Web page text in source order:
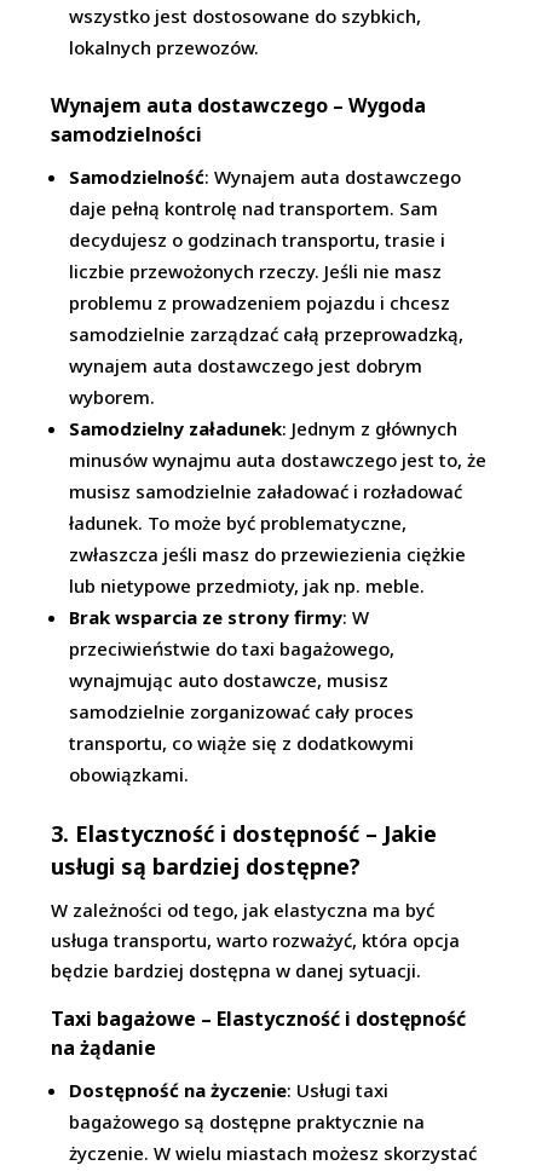
wszystko jest dostosowane do szybkich,
lokalnych przewozów.
Wynajem auta dostawczego – Wygoda
samodzielności
Samodzielność: Wynajem auta dostawczego
daje pełną kontrolę nad transportem. Sam
decydujesz o godzinach transportu, trasie i
liczbie przewożonych rzeczy. Jeśli nie masz
problemu z prowadzeniem pojazdu i chcesz
samodzielnie zarządzać całą przeprowadzką,
wynajem auta dostawczego jest dobrym
wyborem.
Samodzielny załadunek: Jednym z głównych
minusów wynajmu auta dostawczego jest to, że
musisz samodzielnie załadować i rozładować
ładunek. To może być problematyczne,
zwłaszcza jeśli masz do przewiezienia ciężkie
lub nietypowe przedmioty, jak np. meble.
Brak wsparcia ze strony firmy: W
przeciwieństwie do taxi bagażowego,
wynajmując auto dostawcze, musisz
samodzielnie zorganizować cały proces
transportu, co wiąże się z dodatkowymi
obowiązkami.
3. Elastyczność i dostępność – Jakie
usługi są bardziej dostępne?
W zależności od tego, jak elastyczna ma być
usługa transportu, warto rozważyć, która opcja
będzie bardziej dostępna w danej sytuacji.
Taxi bagażowe – Elastyczność i dostępność
na żądanie
Dostępność na życzenie: Usługi taxi
bagażowego są dostępne praktycznie na
życzenie. W wielu miastach możesz skorzystać